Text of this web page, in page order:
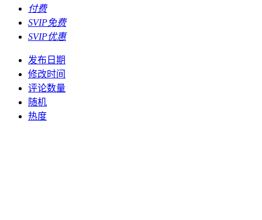
付费
SVIP免费
SVIP优惠
发布日期
修改时间
评论数量
随机
热度